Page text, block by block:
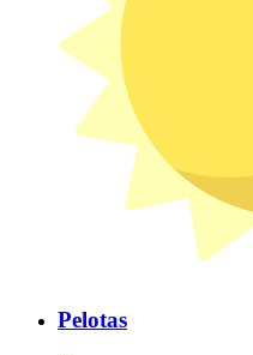
Pelotas